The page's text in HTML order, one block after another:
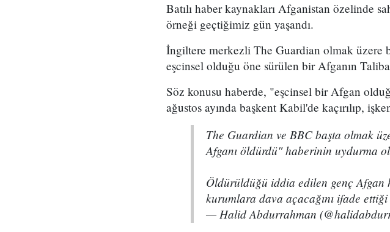
Batılı haber kaynakları Afganistan özelinde
örneği geçtiğimiz gün yaşandı.
İngiltere merkezli The Guardian olmak üzere
eşcinsel olduğu öne sürülen bir Afganın
Söz konusu haberde, "eşcinsel bir Afgan
ağustos ayında başkent Kabil'de kaçırılıp,
The Guardian ve BBC başta olmak
Afganı öldürdü" haberinin uydurma
Öldürüldüğü iddia edilen genç Afgan
kurumlara dava açacağını ifade
— Halid Abdurrahman